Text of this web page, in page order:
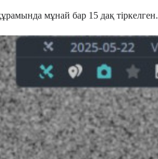
мұнай бар 15 дақ тіркелген.